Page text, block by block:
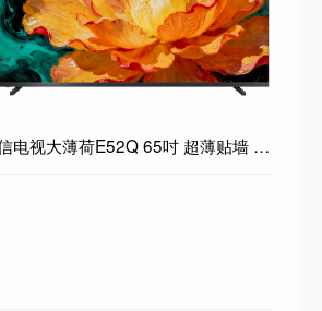
海信电视大薄荷E52Q 65吋 超薄贴墙 无倒影低反屏 前置回音壁 超画质U+MiniLED 壁纸电视 65E52Q